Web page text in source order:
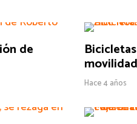
de
Hace 4 años